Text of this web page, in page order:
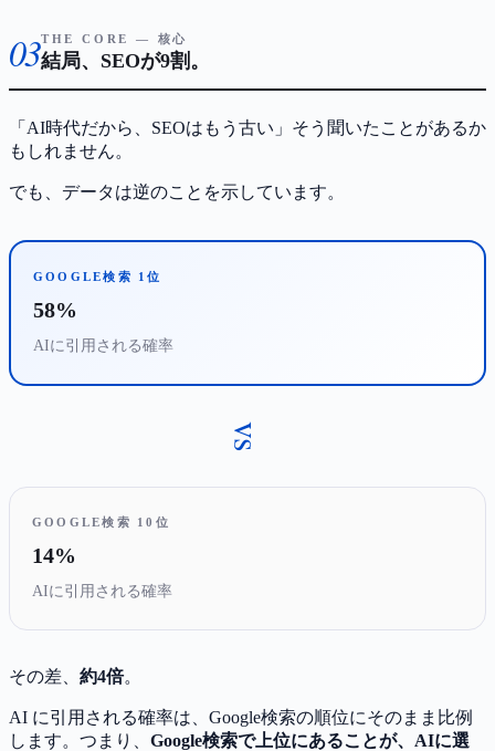
03THE CORE — 核心
結局、SEOが9割。
「AI時代だから、SEOはもう古い」そう聞いたことがあるか
もしれません。
でも、データは逆のことを示しています。
GOOGLE検索 1位
58%
AIに引用される確率
vs
GOOGLE検索 10位
14%
AIに引用される確率
その差、 約4倍。
AI に引用される確率は、Google検索の順位にそのまま比例
します。つまり、 Google検索で上位にあることが、AIに選